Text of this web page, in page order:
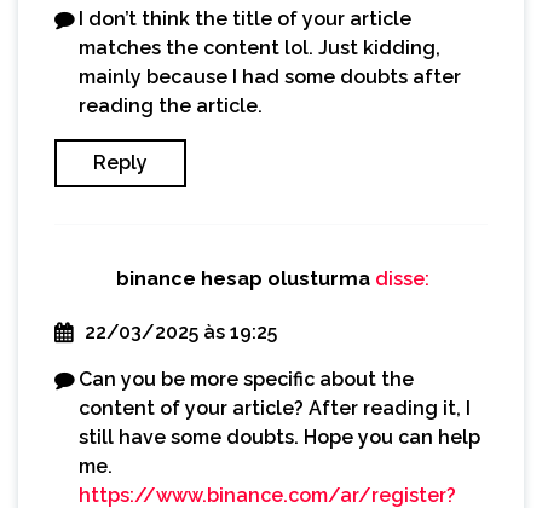
I don’t think the title of your article
matches the content lol. Just kidding,
mainly because I had some doubts after
reading the article.
Reply
binance hesap olusturma disse:
22/03/2025 às 19:25
Can you be more specific about the
content of your article? After reading it, I
still have some doubts. Hope you can help
me.
https://www.binance.com/ar/register?